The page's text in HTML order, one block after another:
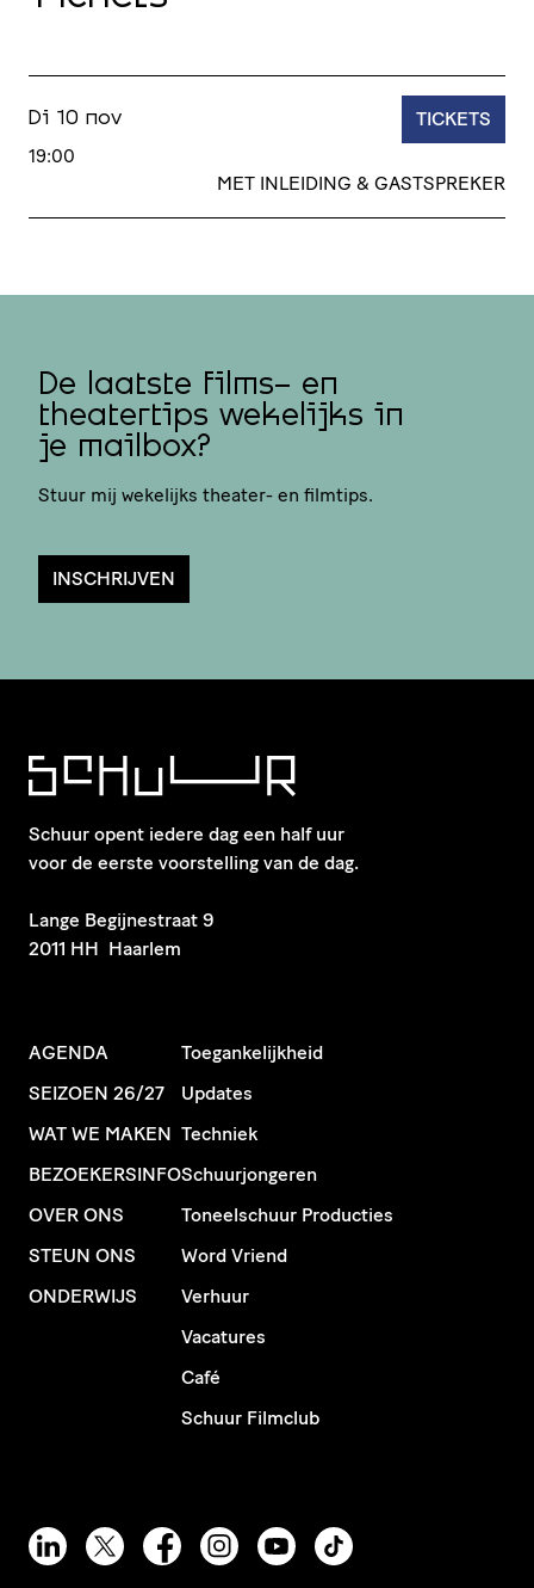
Di 10 nov
19:00
MET INLEIDING & GASTSPREKER
TICKETS
De laatste films- en
theatertips wekelijks in
je mailbox?
Stuur mij wekelijks theater- en filmtips.
INSCHRIJVEN
Schuur opent iedere dag een half uur
voor de eerste voorstelling van de dag.
​Lange Begijnestraat 9
2011 HH Haarlem
AGENDA
SEIZOEN 26/27
WAT WE MAKEN
BEZOEKERSINFO
OVER ONS
STEUN ONS
ONDERWIJS
Toegankelijkheid
Updates
Techniek
Schuurjongeren
Toneelschuur Producties
Word Vriend
Verhuur
Vacatures
Café
Schuur Filmclub